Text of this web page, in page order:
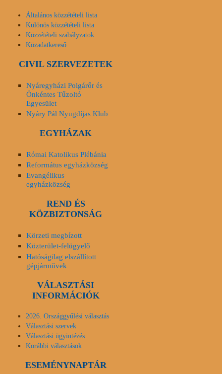
Általános közzétételi lista
Különös közzétételi lista
Közzétételi szabályzatok
Közadatkereső
CIVIL SZERVEZETEK
Nyáregyházi Polgárőr és
Önkéntes Tűzoltó
Egyesület
Nyáry Pál Nyugdíjas Klub
EGYHÁZAK
Római Katolikus Plébánia
Református egyházközség
Evangélikus
egyházközség
REND ÉS
KÖZBIZTONSÁG
Körzeti megbízott
Közterület-felügyelő
Hatóságilag elszállított
gépjárművek
VÁLASZTÁSI
INFORMÁCIÓK
2026. Országgyűlési választás
Választási szervek
Választási ügyintézés
Korábbi választások
ESEMÉNYNAPTÁR